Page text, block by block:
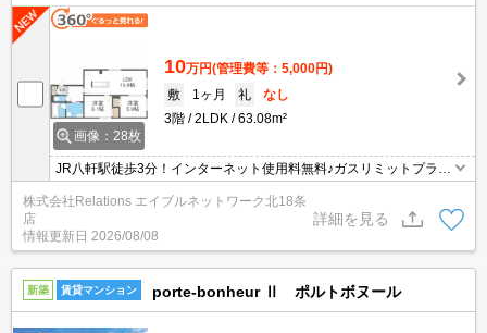
画像：28枚
10万円(管理費等：5,000円)
敷
1ヶ月 礼
なし
3階
2LDK 63.08m²
JR八軒駅徒歩3分！インターネット使用料無料♪ガスリミットプラン
が充実♪徒歩圏内にスーパー・コンビニ・ドラックストアがあり普段
株式会社Relations エイブルネットワーク北18条
店
情報更新日 2026/08/08
詳細を見る
新築 賃貸マンション porte-bonheur Ⅱ ポルトボヌール